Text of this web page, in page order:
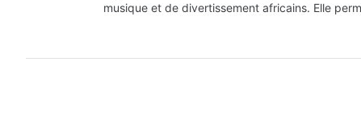
musique et de divertissement africains. Elle